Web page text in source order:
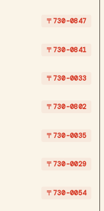
〒730-0847
〒730-0841
〒730-0033
〒730-0802
〒730-0035
〒730-0029
〒730-0054